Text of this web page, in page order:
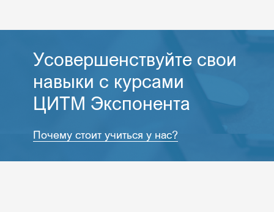
Усо­вер­шенс­твуй­те свои
на­выки с кур­са­ми
ЦИТМ Эк­спо­нен­та
Почему стоит учиться у нас?